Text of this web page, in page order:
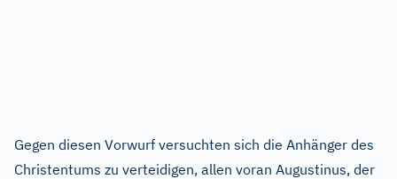
Gegen diesen Vorwurf versuchten sich die Anhänger des
Christentums zu verteidigen, allen voran Augustinus, der